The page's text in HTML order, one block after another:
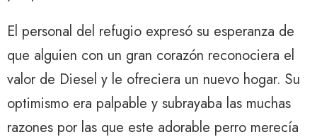
El personal del refugio expresó su esperanza de
que alguien con un gran corazón reconociera el
valor de Diesel y le ofreciera un nuevo hogar. Su
optimismo era palpable y subrayaba las muchas
razones por las que este adorable perro merecía